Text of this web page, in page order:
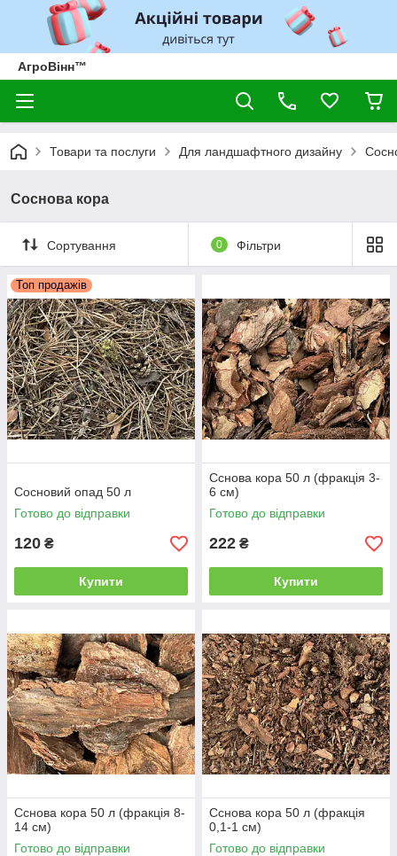
АгроВінн™
Товари та послуги Для ландшафтного дизайну
Соснова кора
Сортування 0 Фільтри
Топ продажів
Сосновий опад 50 л
Готово до відправки
120 ₴
Купити
Сснова кора 50 л (фракція 3-
6 см)
Готово до відправки
222 ₴
Купити
Сснова кора 50 л (фракція 8-
14 см)
Готово до відправки
Сснова кора 50 л (фракція
0,1-1 см)
Готово до відправки